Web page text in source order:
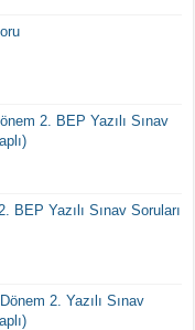
2. BEP Yazılı Sınav
Yazılı Sınav Soruları
2. Yazılı Sınav